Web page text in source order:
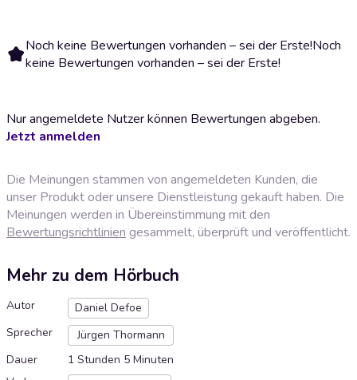
Noch keine Bewertungen vorhanden – sei der Erste!Noch
keine Bewertungen vorhanden – sei der Erste!
Nur angemeldete Nutzer können Bewertungen abgeben.
Jetzt anmelden
Die Meinungen stammen von angemeldeten Kunden, die
unser Produkt oder unsere Dienstleistung gekauft haben. Die
Meinungen werden in Übereinstimmung mit den
Bewertungsrichtlinien gesammelt, überprüft und veröffentlicht.
Mehr zu dem Hörbuch
Autor
Daniel Defoe
Sprecher
Jürgen Thormann
Dauer
1 Stunden 5 Minuten